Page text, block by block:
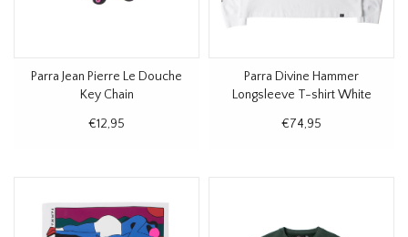
Parra Jean Pierre Le Douche
Key Chain
€12,95
Parra Divine Hammer
Longsleeve T-shirt White
€74,95